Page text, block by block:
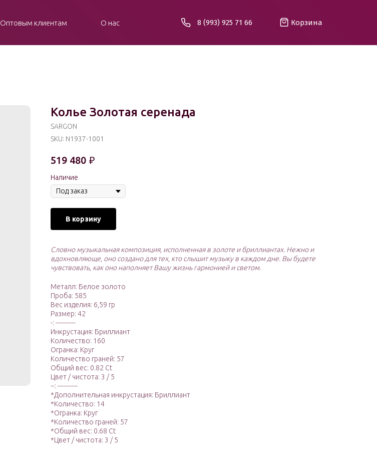
8 (993) 925 71 66 Корзина
О нас
Оптовым клиентам
Колье Золотая серенада
SARGON
SKU: N1937-1001
519 480 ₽
Наличие
В корзину
Словно музыкальная композиция, исполненная в золоте и бриллиантах. Нежно и
вдохновляюще, оно создано для тех, кто слышит музыку в каждом дне. Вы будете
чувствовать, как оно наполняет Вашу жизнь гармонией и светом.
Металл: Белое золото
Проба: 585
Вес изделия: 6,59 гр
Размер: 42
-: ----------
Инкрустация: Бриллиант
Количество: 160
Огранка: Круг
Количество граней: 57
Общий вес: 0.82 Ct
Цвет / чистота: 3 / 5
--: ----------
*Дополнительная инкрустация: Бриллиант
*Количество: 14
*Огранка: Круг
*Количество граней: 57
*Общий вес: 0.68 Ct
*Цвет / чистота: 3 / 5